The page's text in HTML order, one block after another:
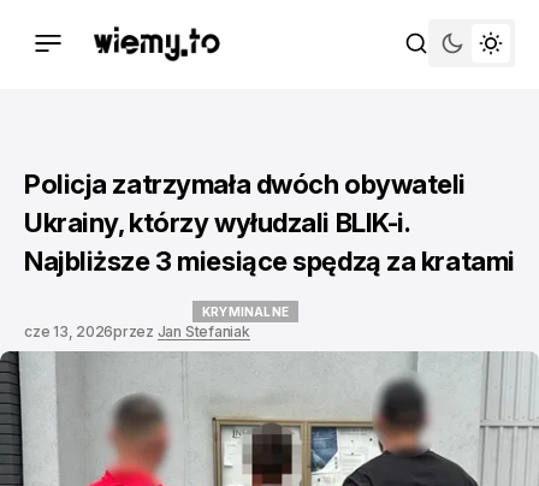
Policja zatrzymała dwóch obywateli
Ukrainy, którzy wyłudzali BLIK-i.
Najbliższe 3 miesiące spędzą za kratami
KRYMINALNE
cze 13, 2026przez Jan Stefaniak